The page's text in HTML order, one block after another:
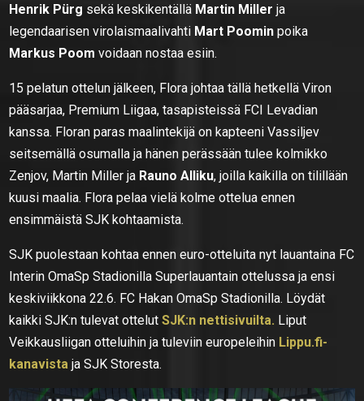
Henrik Pürg sekä keskikentällä Martin Miller ja
legendaarisen virolaismaalivahti Mart Poomin poika
Markus Poom voidaan nostaa esiin.
15 pelatun ottelun jälkeen, Flora johtaa tällä hetkellä Viron
pääsarjaa, Premium Liigaa, tasapisteissä FCI Levadian
kanssa. Floran paras maalintekijä on kapteeni Vassiljev
seitsemällä osumalla ja hänen perässään tulee kolmikko
Zenjov, Martin Miller ja Rauno Alliku, joilla kaikilla on tilillään
kuusi maalia. Flora pelaa vielä kolme ottelua ennen
ensimmäistä SJK kohtaamista.
SJK puolestaan kohtaa ennen euro-otteluita nyt lauantaina FC
Interin OmaSp Stadionilla Superlauantain ottelussa ja ensi
keskiviikkona 22.6. FC Hakan OmaSp Stadionilla. Löydät
kaikki SJK:n tulevat ottelutSJK:n nettisivuilta. Liput
Veikkausliigan otteluihin ja tuleviin europeleihin Lippu.fi-
kanavista ja SJK Storesta.